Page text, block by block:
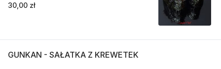
30,00 zł
GUNKAN - SAŁATKA Z KREWETEK